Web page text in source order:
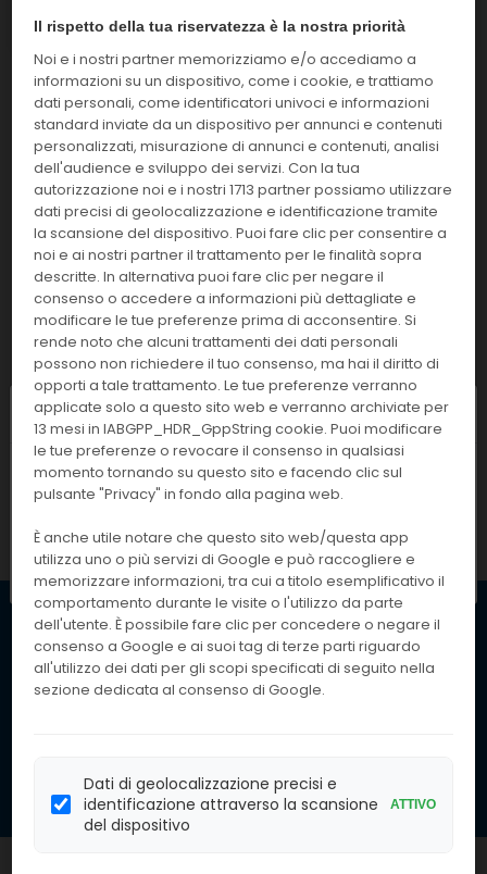
Abbiamo trovato1908articoli per te!
Mostra:
24
Ordina per:
Nome: A-Z
Nessun prodotto trovato
secondo i criteri di ricerca
impostati
Cambiare combinazione di filtri e riprovare.
1 2 ... 75 76 77
79
Iscriviti alla
Nostra
Iscriviti per ricevere le
nostre offerte. Inserendo
il tuo indirizzo email,
accetti la nostra politica
Il rispetto della tua riservatezza è la nostra priorità
Noi e i nostri partner memorizziamo e/o accediamo a
informazioni su un dispositivo, come i cookie, e trattiamo
dati personali, come identificatori univoci e informazioni
standard inviate da un dispositivo per annunci e contenuti
personalizzati, misurazione di annunci e contenuti, analisi
dell'audience e sviluppo dei servizi. Con la tua
autorizzazione noi e i nostri 1713 partner possiamo utilizzare
dati precisi di geolocalizzazione e identificazione tramite
la scansione del dispositivo. Puoi fare clic per consentire a
noi e ai nostri partner il trattamento per le finalità sopra
descritte. In alternativa puoi fare clic per negare il
consenso o accedere a informazioni più dettagliate e
modificare le tue preferenze prima di acconsentire. Si
rende noto che alcuni trattamenti dei dati personali
possono non richiedere il tuo consenso, ma hai il diritto di
opporti a tale trattamento. Le tue preferenze verranno
applicate solo a questo sito web e verranno archiviate per
13 mesi in IABGPP_HDR_GppString cookie. Puoi modificare
le tue preferenze o revocare il consenso in qualsiasi
momento tornando su questo sito e facendo clic sul
pulsante "Privacy" in fondo alla pagina web.
È anche utile notare che questo sito web/questa app
utilizza uno o più servizi di Google e può raccogliere e
memorizzare informazioni, tra cui a titolo esemplificativo il
comportamento durante le visite o l'utilizzo da parte
dell'utente. È possibile fare clic per concedere o negare il
consenso a Google e ai suoi tag di terze parti riguardo
all'utilizzo dei dati per gli scopi specificati di seguito nella
sezione dedicata al consenso di Google.
Dati di geolocalizzazione precisi e
identificazione attraverso la scansione
del dispositivo
ATTIVO
Chiusura estiva
I nostri uffici resteranno chiusi dall'8 al
23 agostocompresi. Le attività
riprenderanno regolarmente
lunedì 24
agosto.